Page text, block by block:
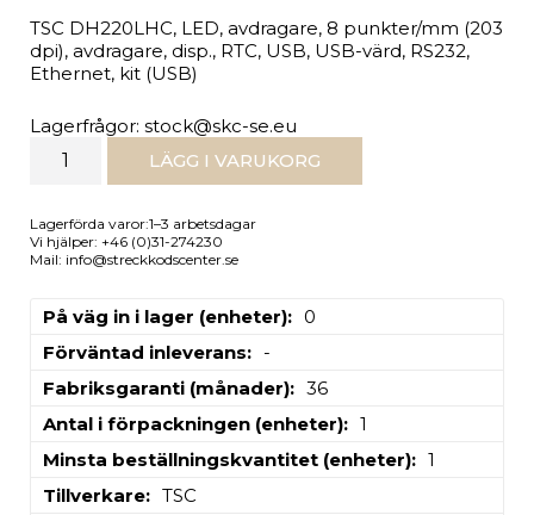
TSC DH220LHC, LED, avdragare, 8 punkter/mm (203
dpi), avdragare, disp., RTC, USB, USB-värd, RS232,
Ethernet, kit (USB)
Lagerfrågor: stock@skc-se.eu
LÄGG I VARUKORG
Lagerförda varor:1–3 arbetsdagar
Vi hjälper: +46 (0)31-274230
Mail: info@streckkodscenter.se
På väg in i lager (enheter)
0
Förväntad inleverans
-
Fabriksgaranti (månader)
36
Antal i förpackningen (enheter)
1
Minsta beställningskvantitet (enheter)
1
Tillverkare
TSC